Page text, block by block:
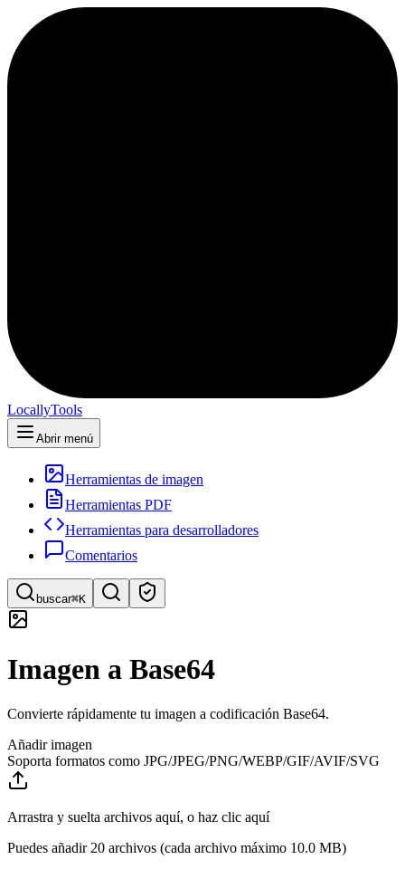
LocallyTools
Abrir menú
Herramientas de imagen
Herramientas PDF
Herramientas para desarrolladores
Comentarios
buscar⌘K
Búsqueda rápida de herramientas
Imagen a Base64
Convierte rápidamente tu imagen a codificación Base64.
Añadir imagen
Soporta formatos como JPG/JPEG/PNG/WEBP/GIF/AVIF/SVG
Arrastra y suelta archivos aquí, o haz clic aquí
Puedes añadir 20 archivos (cada archivo máximo 10.0 MB)